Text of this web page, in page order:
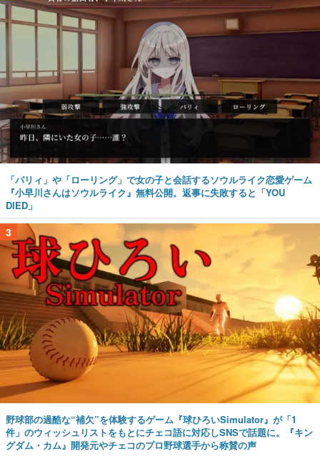
「パリィ」や「ローリング」で女の子と会話するソウルライク恋愛ゲーム
『小早川さんはソウルライク』無料公開。返事に失敗すると「YOU
DIED」
3
野球部の過酷な“補欠”を体験するゲーム『球ひろいSimulator』が「1
件」のウィッシュリストをもとにチェコ語に対応しSNSで話題に。『キン
グダム・カム』開発元やチェコのプロ野球選手から称賛の声